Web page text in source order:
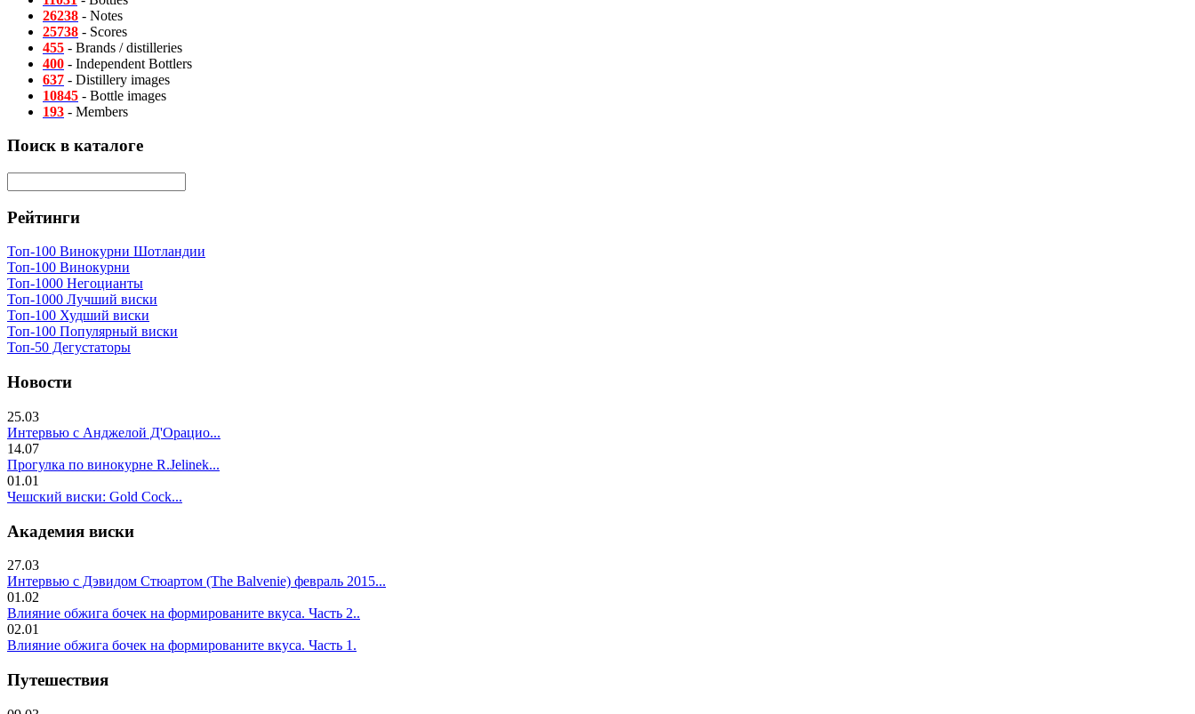
26238 - Notes
25738 - Scores
455 - Brands / distilleries
400 - Independent Bottlers
637 - Distillery images
10845 - Bottle images
193 - Members
Поиск в каталоге
Рейтинги
Топ-100 Винокурни Шотландии
Топ-100 Винокурни
Топ-1000 Негоцианты
Топ-1000 Лучший виски
Топ-100 Худший виски
Топ-100 Популярный виски
Топ-50 Дегустаторы
Новости
25.03
Интервью с Анджелой Д'Орацио...
14.07
Прогулка по винокурне R.Jelinek...
01.01
Чешский виски: Gold Cock...
Академия виски
27.03
Интервью с Дэвидом Стюартом (The Balvenie) февраль 2015...
01.02
Влияние обжига бочек на формированите вкуса. Часть 2..
02.01
Влияние обжига бочек на формированите вкуса. Часть 1.
Путешествия